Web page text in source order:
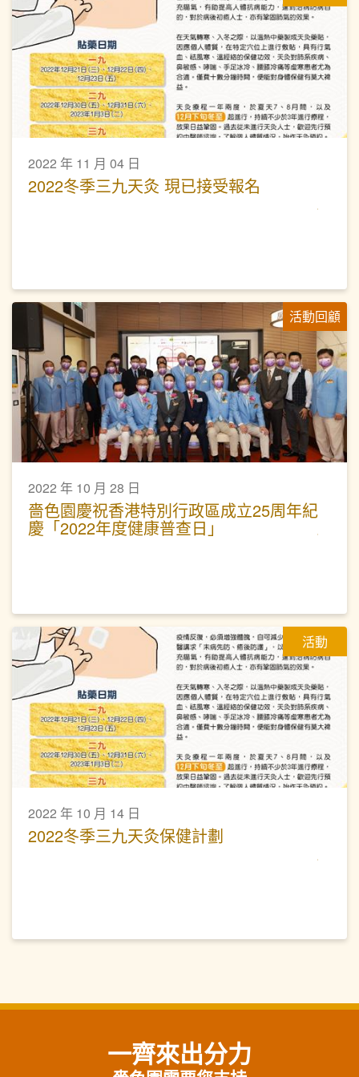
2022 年 11 月 04 日
2022冬季三九天灸 現已接受報名
活動回顧
2022 年 10 月 28 日
嗇色園慶祝香港特別行政區成立25周年紀
慶「2022年度健康普查日」
活動
2022 年 10 月 14 日
2022冬季三九天灸保健計劃
一齊來出分力